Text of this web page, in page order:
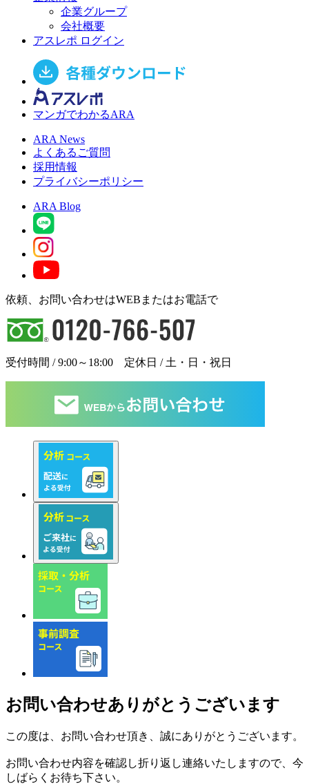
企業グループ
会社概要
アスレポ ログイン
マンガでわかるARA
ARA News
よくあるご質問
採用情報
プライバシーポリシー
ARA Blog
依頼、お問い合わせはWEBまたはお電話で
受付時間 / 9:00～18:00 定休日 / 土・日・祝日
お問い合わせありがとうございます
この度は、お問い合わせ頂き、誠にありがとうございます。
お問い合わせ内容を確認し折り返し連絡いたしますので、今
しばらくお待ち下さい。